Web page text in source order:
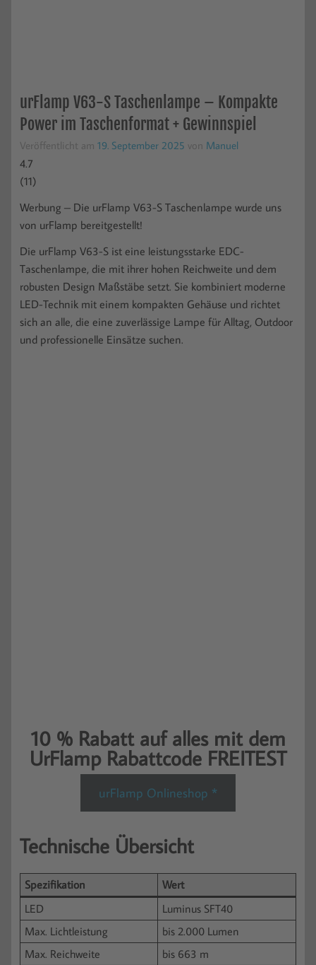
urFlamp V63-S Taschenlampe – Kompakte
Power im Taschenformat + Gewinnspiel
Veröffentlicht am 19. September 2025 von Manuel
4.7
(11)
Werbung – Die urFlamp V63-S Taschenlampe wurde uns
von urFlamp bereitgestellt!
Die urFlamp V63-S ist eine leistungsstarke EDC-
Taschenlampe, die mit ihrer hohen Reichweite und dem
robusten Design Maßstäbe setzt. Sie kombiniert moderne
LED-Technik mit einem kompakten Gehäuse und richtet
sich an alle, die eine zuverlässige Lampe für Alltag, Outdoor
und professionelle Einsätze suchen.
10 % Rabatt auf alles mit dem
UrFlamp Rabattcode FREITEST
urFlamp Onlineshop *
Technische Übersicht
Spezifikation
Wert
LED
Luminus SFT40
Max. Lichtleistung
bis 2.000 Lumen
Max. Reichweite
bis 663 m